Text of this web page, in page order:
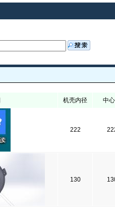
机壳内径 中
222
130